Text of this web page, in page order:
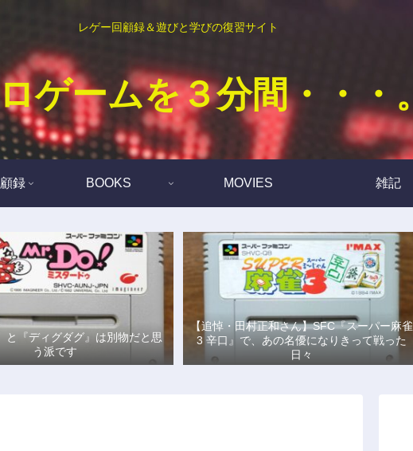
レゲー回顧録＆遊びと学びの復習サイト
ゲームを３分間・・・。
録 BOOKS MOVIES 雑記
と『ディグダグ』は別物だと思
う派です
【追悼・田村正和さん】SFC『スーパー麻雀
3 辛口』で、あの名優になりきって戦った
日々